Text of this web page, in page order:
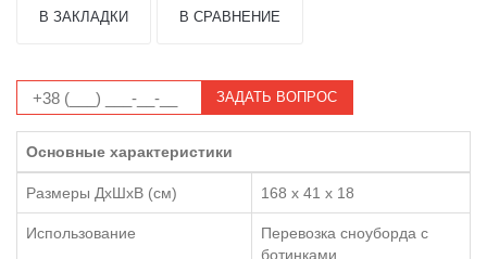
В ЗАКЛАДКИ В СРАВНЕНИЕ
ЗАДАТЬ ВОПРОС
Основные характеристики
Размеры ДхШхВ (см) 168 x 41 x 18
Использование
Перевозка сноуборда с
ботинками